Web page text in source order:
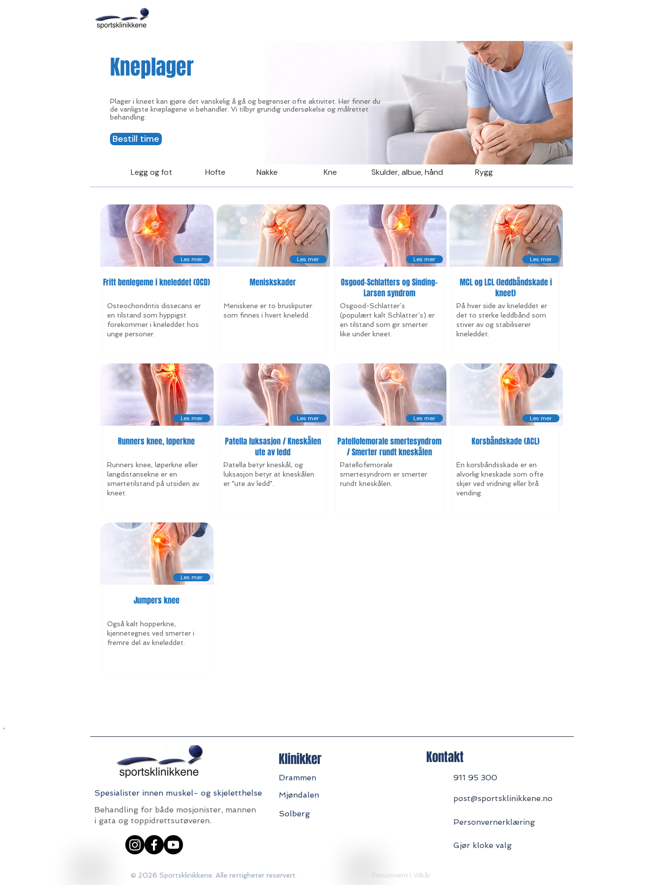
Kneplager
Plager i kneet kan gjøre det vanskelig å gå og begrenser ofte aktivitet. Her finner du
de vanligste kneplagene vi behandler. Vi tilbyr grundig undersøkelse og målrettet
behandling.
Hofte Nakke Kne Skulder, albue, hånd Rygg
Legg og fot
Les mer
Fritt benlegeme i kneleddet (OCD)
Osteochondritis dissecans er
en tilstand som hyppigst
forekommer i kneleddet hos
unge personer.
Les mer
Runners knee, løperkne
Runners knee, løperkne eller
langdistansekne er en
smertetilstand på utsiden av
kneet.
Les mer
Jumpers knee
Også kalt hopperkne,
kjennetegnes ved smerter i
fremre del av kneleddet.
Les mer
Meniskskader
Meniskene er to bruskputer
som finnes i hvert kneledd.
Les mer
Patella luksasjon / Kneskålen
ute av ledd
Patella betyr kneskål, og
luksasjon betyr at kneskålen
er "ute av ledd".
Les mer
Osgood-Schlatters og Sinding-
Larsen syndrom
Osgood-Schlatter´s
(populært kalt Schlatter´s) er
en tilstand som gir smerter
like under kneet.
Les mer
Patellofemorale smertesyndrom
/ Smerter rundt kneskålen
Patellofemorale
smertesyndrom er smerter
rundt kneskålen.
Les mer
MCL og LCL (leddbåndskade i
kneet)
På hver side av kneleddet er
det to sterke leddbånd som
stiver av og stabiliserer
kneleddet.
Les mer
Korsbåndskade (ACL)
En korsbåndsskade er en
alvorlig kneskade som ofte
skjer ved vridning eller brå
vending.
Bestill time
Spesialister innen muskel- og skjeletthelse
Behandling for både mosjonister, mannen
i gata og toppidrettsutøveren.
Klinikker
Drammen
Mjøndalen
Solberg
Kontakt
911 95 300
post@sportsklinikkene.no
Personvernerklæring
Gjør kloke valg
Personvern | Vilkår
© 2026 Sportsklinikkene. Alle rettigheter reservert.